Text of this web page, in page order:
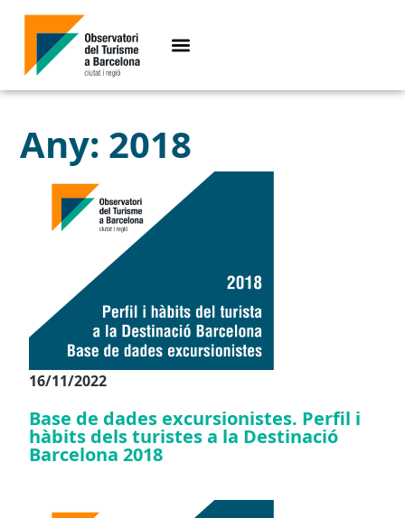
Any: 2018
16/11/2022
Base de dades excursionistes. Perfil i
hàbits dels turistes a la Destinació
Barcelona 2018